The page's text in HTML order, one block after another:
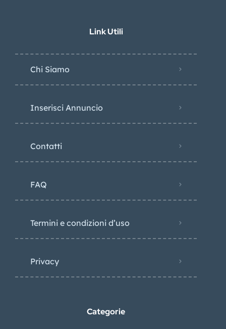
Link Utili
Chi Siamo
Inserisci Annuncio
Contatti
FAQ
Termini e condizioni d’uso
Privacy
Categorie